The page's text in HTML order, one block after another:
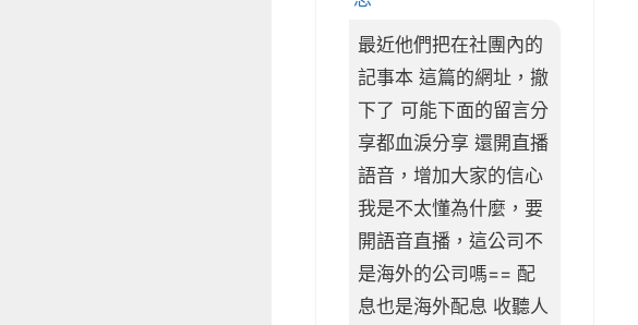
最近他們把在社團內的
記事本 這篇的網址，撤
下了 可能下面的留言分
享都血淚分享 還開直播
語音，增加大家的信心
我是不太懂為什麼，要
開語音直播，這公司不
是海外的公司嗎== 配
息也是海外配息 收聽人